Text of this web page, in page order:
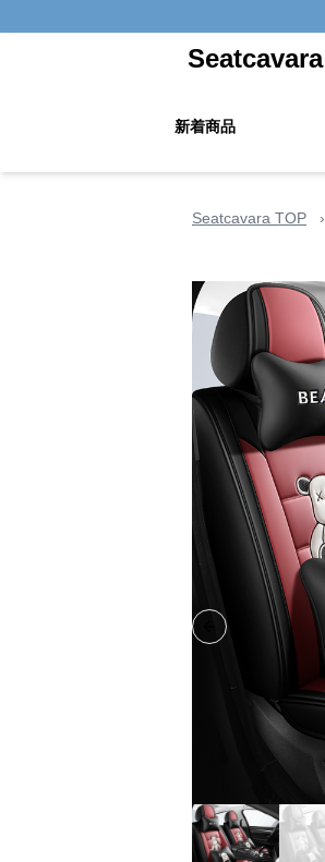
Seatcavara
新着商品
Seatcavara TOP ›
Previous slide